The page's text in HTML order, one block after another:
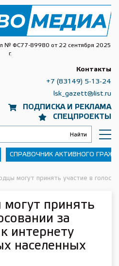
№ ФС77-89980 от 22 сентября 2025
г.
ПОДПИСКА И РЕКЛАМА
СПЕЦПРОЕКТЫ
Контакты
+7 (83149) 5-13-24
lsk_gazett@list.ru
СПРАВОЧНИК АКТИВНОГО
могут принять участие в
принять
за
интернету
населенных